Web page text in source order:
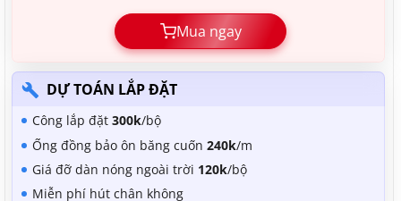
Mua ngay
DỰ TOÁN LẮP ĐẶT
Công lắp đặt 300k/bộ
Ống đồng bảo ôn băng cuốn 240k/m
Giá đỡ dàn nóng ngoài trời 120k/bộ
Miễn phí hút chân không